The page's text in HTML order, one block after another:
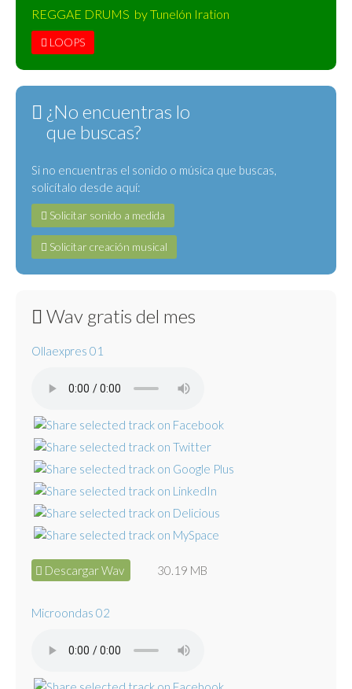
REGGAE DRUMS by Tunelón Iration
LOOPS
¿No encuentras lo
que buscas?
Si no encuentras el sonido o música que buscas,
solicítalo desde aquí:
Solicitar sonido a medida
Solicitar creación musical
Wav gratis del mes
Ollaexpres 01
Descargar Wav 30.19 MB
Microondas 02